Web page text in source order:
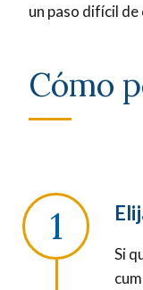
un paso difícil
Cómo
Si